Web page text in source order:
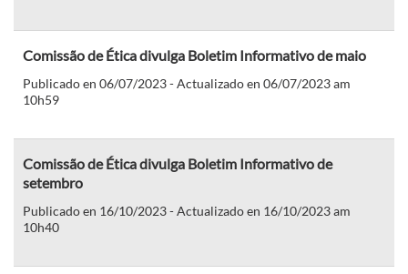
Comissão de Ética divulga Boletim Informativo de maio
Publicado en 06/07/2023 - Actualizado en 06/07/2023 am
10h59
Comissão de Ética divulga Boletim Informativo de
setembro
Publicado en 16/10/2023 - Actualizado en 16/10/2023 am
10h40